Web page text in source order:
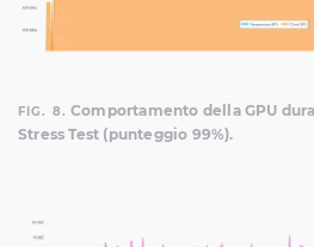
FIG. 8. Comportamento della GPU
Stress Test (punteggio 99%).